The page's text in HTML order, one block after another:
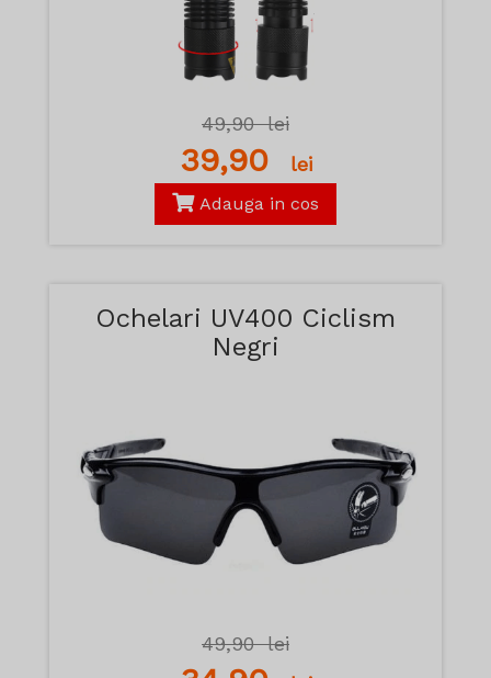
49,90lei
39,90 lei
Adauga in cos
Ochelari UV400 Ciclism
Negri
49,90lei